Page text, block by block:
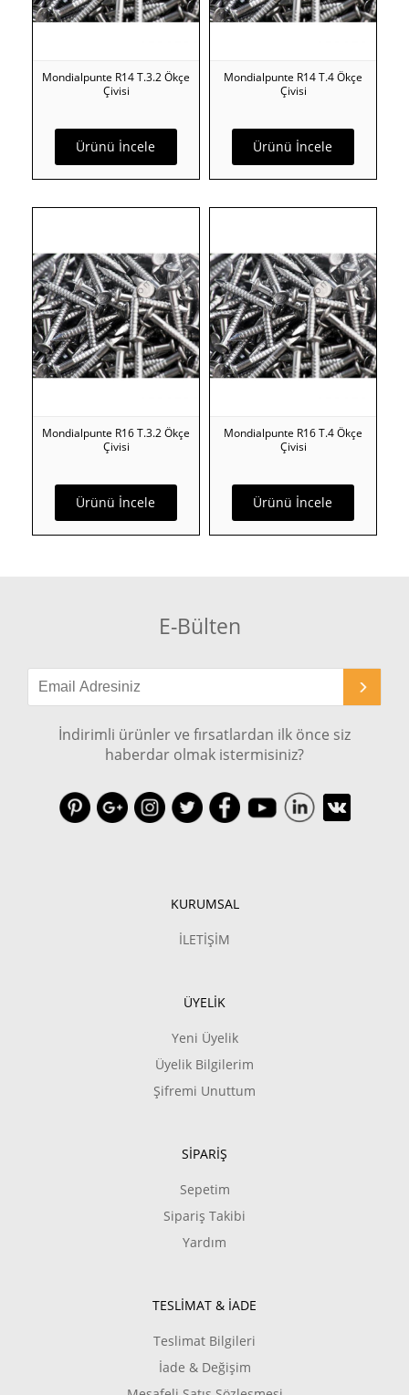
Ürünü İncele
Mondialpunte R14 T.3.2 Ökçe
Çivisi
Ürünü İncele
Mondialpunte R14 T.4 Ökçe
Çivisi
Ürünü İncele
Mondialpunte R16 T.3.2 Ökçe
Çivisi
Ürünü İncele
Mondialpunte R16 T.4 Ökçe
Çivisi
E-Bülten
İndirimli ürünler ve fırsatlardan ilk önce siz
haberdar olmak istermisiniz?
KURUMSAL
İLETİŞİM
ÜYELİK
Yeni Üyelik
Üyelik Bilgilerim
Şifremi Unuttum
SİPARİŞ
Sepetim
Sipariş Takibi
Yardım
TESLİMAT & İADE
Teslimat Bilgileri
İade & Değişim